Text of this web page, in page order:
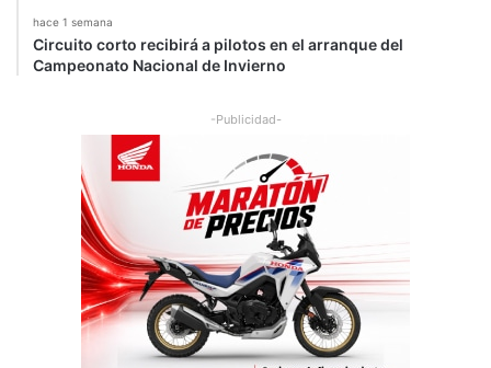
hace 1 semana
Circuito corto recibirá a pilotos en el arranque del
Campeonato Nacional de Invierno
-Publicidad-